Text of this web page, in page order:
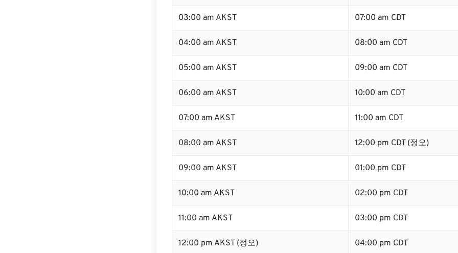
03:00 am AKST 07:00 am CDT
04:00 am AKST 08:00 am CDT
05:00 am AKST 09:00 am CDT
06:00 am AKST 10:00 am CDT
07:00 am AKST 11:00 am CDT
08:00 am AKST 12:00 pm CDT (정오)
09:00 am AKST 01:00 pm CDT
10:00 am AKST 02:00 pm CDT
11:00 am AKST 03:00 pm CDT
12:00 pm AKST (정오) 04:00 pm CDT